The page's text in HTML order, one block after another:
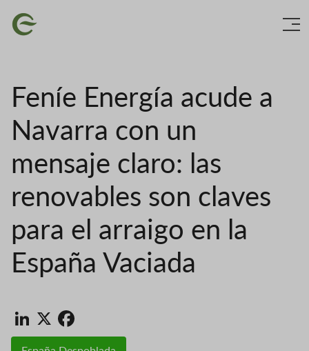
Imatge
Feníe Energía acude a
Navarra con un
mensaje claro: las
renovables son claves
para el arraigo en la
España Vaciada
LinkedIn
X